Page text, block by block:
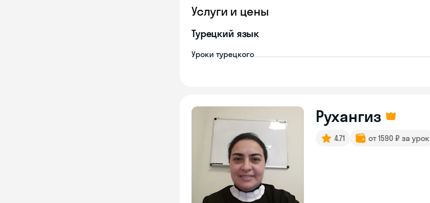
Услуги и цены
Турецкий язык
Уроки турецкого
Рухангиз
4.71 от 1590 ₽ за урок